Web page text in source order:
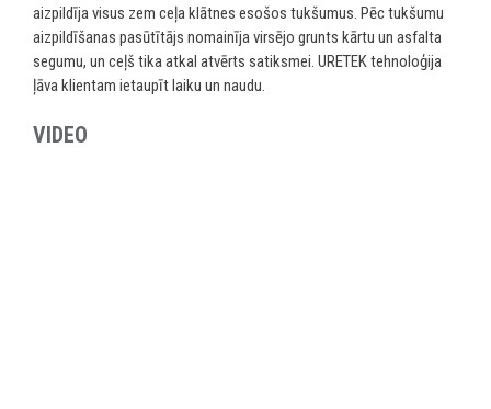
aizpildīja visus zem ceļa klātnes esošos tukšumus. Pēc tukšumu
aizpildīšanas pasūtītājs nomainīja virsējo grunts kārtu un asfalta
segumu, un ceļš tika atkal atvērts satiksmei. URETEK tehnoloģija
ļāva klientam ietaupīt laiku un naudu.
VIDEO